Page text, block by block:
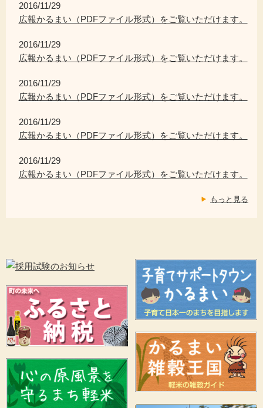
2016/11/29
広報かるまい（PDFファイル形式）をご覧いただけます。
2016/11/29
広報かるまい（PDFファイル形式）をご覧いただけます。
2016/11/29
広報かるまい（PDFファイル形式）をご覧いただけます。
2016/11/29
広報かるまい（PDFファイル形式）をご覧いただけます。
2016/11/29
広報かるまい（PDFファイル形式）をご覧いただけます。
もっと見る